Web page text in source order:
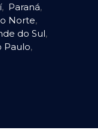
, Paraná,
Norte,
do Sul,
Paulo,